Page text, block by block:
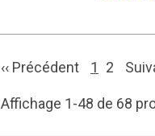
‹‹ Précédent 1 2
Affichage 1-48 de 68